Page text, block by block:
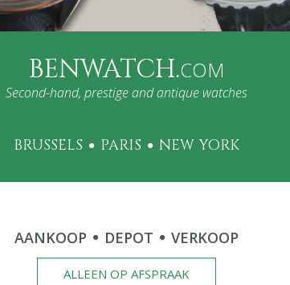
BENWATCH.COM
Second-hand, prestige and antique watches
BRUSSELS PARIS NEW YORK
AANKOOP DEPOT VERKOOP
ALLEEN OP AFSPRAAK